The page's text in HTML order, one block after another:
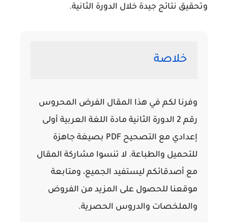
وتحقيق نتائج جيدة خلال الدورة الثانية.
خلاصة
وفرنا لكم في هذا المقال الفرض المحروس
رقم 2 الدورة الثانية مادة اللغة العربية أولى
إعدادي مع التصحيح PDF
بصيغة جاهزة
للتحميل والطباعة. لا تنسوا مشاركة المقال
مع أصدقائكم ليستفيد الجميع، ومتابعة
موقعنا للحصول على المزيد من الفروض
والملخصات والدروس الحصرية.